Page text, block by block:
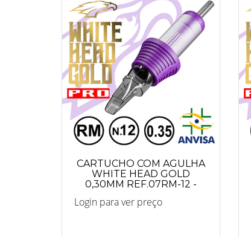
CARTUCHO COM AGULHA
WHITE HEAD GOLD
0,30MM REF.07RM-12 -
Login para ver preço